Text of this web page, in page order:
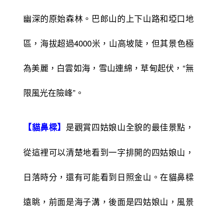
幽深的原始森林。巴郎山的上下山路和埡口地
區，海拔超過4000米，山高坡陡，但其景色極
為美麗，白雲如海，雪山連綿，草甸起伏，“無
限風光在險峰”。
【貓鼻樑】 是觀賞四姑娘山全貌的最佳景點，
從這裡可以清楚地看到一字排開的四姑娘山，
日落時分，還有可能看到日照金山。在貓鼻樑
遠眺，前面是海子溝，後面是四姑娘山，風景